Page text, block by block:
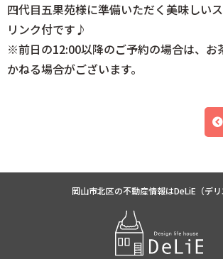
四代目五果苑様に準備いただく美味しい
リンク付です♪
※前日の12:00以降のご予約の場合は、お
かねる場合がございます。
岡山市北区の不動産情報はDeLiE（デ